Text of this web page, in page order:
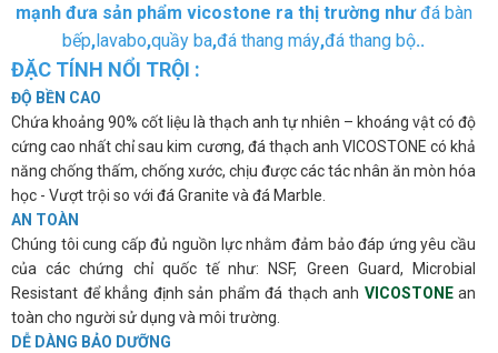
mạnh đưa sản phẩm vicostone ra thị trường nhưđá bàn
bếp,lavabo,quầy ba,đá thang máy,đá thang bộ..
ĐẶC TÍNH NỔI TRỘI :
ĐỘ BỀN CAO
Chứa khoảng 90% cốt liệu là thạch anh tự nhiên – khoáng vật có độ
cứng cao nhất chỉ sau kim cương, đá thạch anh VICOSTONE có khả
năng chống thấm, chống xước, chịu được các tác nhân ăn mòn hóa
học - Vượt trội so với đá Granite và đá Marble.
AN TOÀN
Chúng tôi cung cấp đủ nguồn lực nhằm đảm bảo đáp ứng yêu cầu
của các chứng chỉ quốc tế như: NSF, Green Guard, Microbial
Resistant để khẳng định sản phẩm đá thạch anh VICOSTONE an
toàn cho người sử dụng và môi trường.
DỄ DÀNG BẢO DƯỠNG